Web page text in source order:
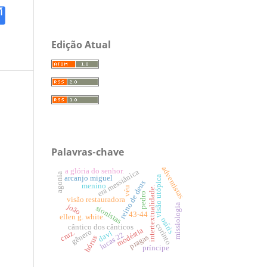
Edição Atual
Palavras-chave
cântico dos cânticos
43-44
davi intertextualidade.
reino de deus
visão restauradora visão utópica
era messiânica
sionistas
adventistas
corinto
véu
gênero modéstia
pragas
lucas 22
ellen g. white.
pedro
a glória do senhor.
príncipe
arcanjo miguel
hórus
osíris
agonia
cruz.
menino
joão missiologia